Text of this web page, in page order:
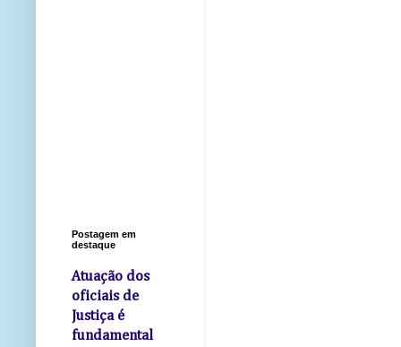
Postagem em
destaque
Atuação dos
oficiais de
Justiça é
fundamental